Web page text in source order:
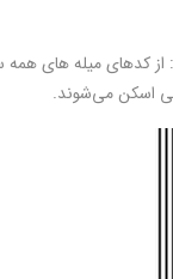
: از کدهای میله ه­ای همه
اسكن می‌شوند.